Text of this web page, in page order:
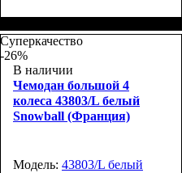
Суперкачество
-26%
В наличии
Чемодан большой 4
колеса 43803/L белый
Snowball (Франция)
Модель: 43803/L белый